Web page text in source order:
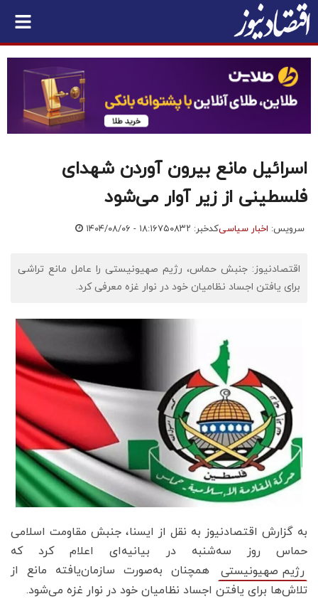
اسرائیل مانع بیرون آوردن شهدای
فلسطینی از زیر آوار می‌شود
سرویس: اخبار سیاسیکدخبر: ۷۵۰۸۳۲ ۱۴۰۴/۰۸/۰۶ - ۱۸:۱۶
اقتصادنیوز: جنبش حماس، رژیم صهیونیستی را عامل مانع تراشی
برای یافتن اجساد نظامیان خود در نوار غزه معرفی کرد.
به گزارش اقتصادنیوز به نقل از ایسنا، جنبش مقاومت اسلامی
حماس روز سه‌شنبه در بیانیه‌ای اعلام کرد که
رژیم صهیونیستی
همچنان به‌صورت سازمان‌یافته مانع از
تلاش‌ها برای یافتن اجساد نظامیان خود در نوار غزه می‌شود.